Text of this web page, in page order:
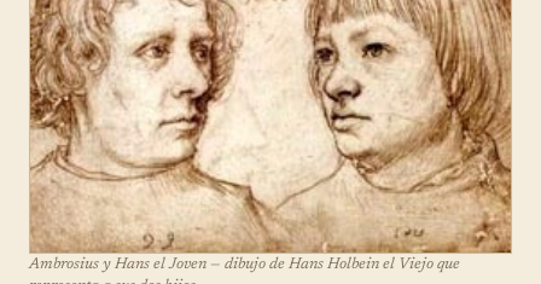
Ambrosius y Hans el Joven — dibujo de Hans Holbein el Viejo que